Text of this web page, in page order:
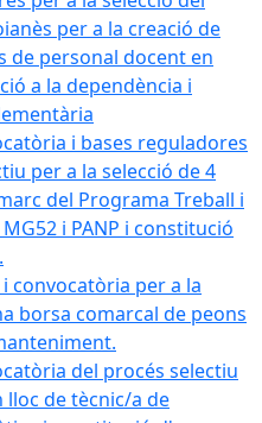
per a la creació de
de personal docent en
a la dependència i
i bases reguladores
per a la selecció de 4
del Programa Treball i
i PANP i constitució
i convocatòria per a la
borsa comarcal de peons
del procés selectiu
de tècnic/a de